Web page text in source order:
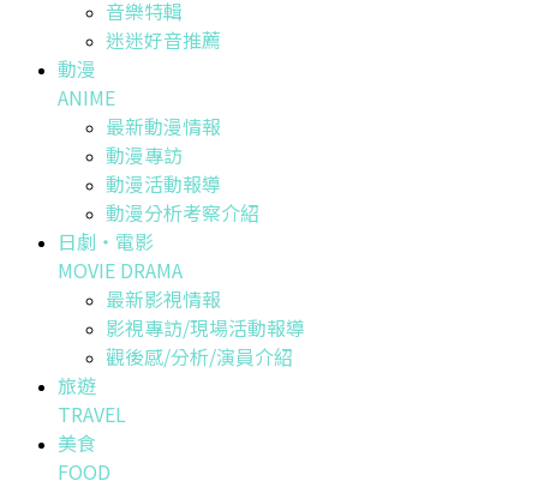
音樂特輯
迷迷好音推薦
動漫
ANIME
最新動漫情報
動漫專訪
動漫活動報導
動漫分析考察介紹
日劇・電影
MOVIE DRAMA
最新影視情報
影視專訪/現場活動報導
觀後感/分析/演員介紹
旅遊
TRAVEL
美食
FOOD